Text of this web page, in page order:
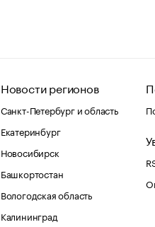
Новости регионов
Санкт-Петербург и область
Екатеринбург
Новосибирск
Башкортостан
Вологодская область
Калининград